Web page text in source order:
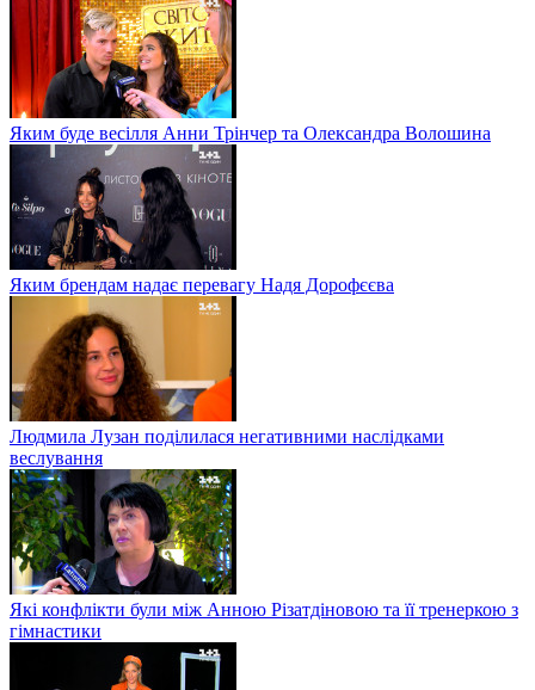
Яким буде весілля Анни Трінчер та Олександра Волошина
Яким брендам надає перевагу Надя Дорофєєва
Людмила Лузан поділилася негативними наслідками
веслування
Які конфлікти були між Анною Різатдіновою та її тренеркою з
гімнастики